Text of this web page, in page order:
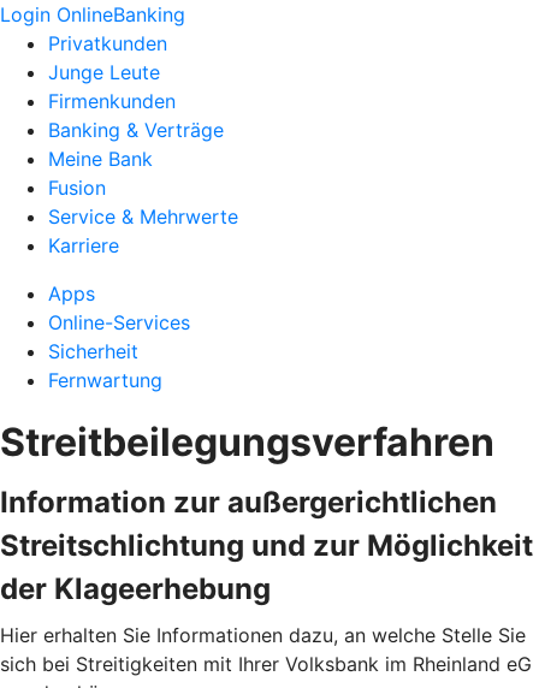
Login OnlineBanking
Privatkunden
Junge Leute
Firmenkunden
Banking & Verträge
Meine Bank
Fusion
Service & Mehrwerte
Karriere
Apps
Online-Services
Sicherheit
Fernwartung
Streitbeilegungsverfahren
Information zur außergerichtlichen
Streitschlichtung und zur Möglichkeit
der Klageerhebung
Hier erhalten Sie Informationen dazu, an welche Stelle Sie
sich bei Streitigkeiten mit Ihrer Volksbank im Rheinland eG